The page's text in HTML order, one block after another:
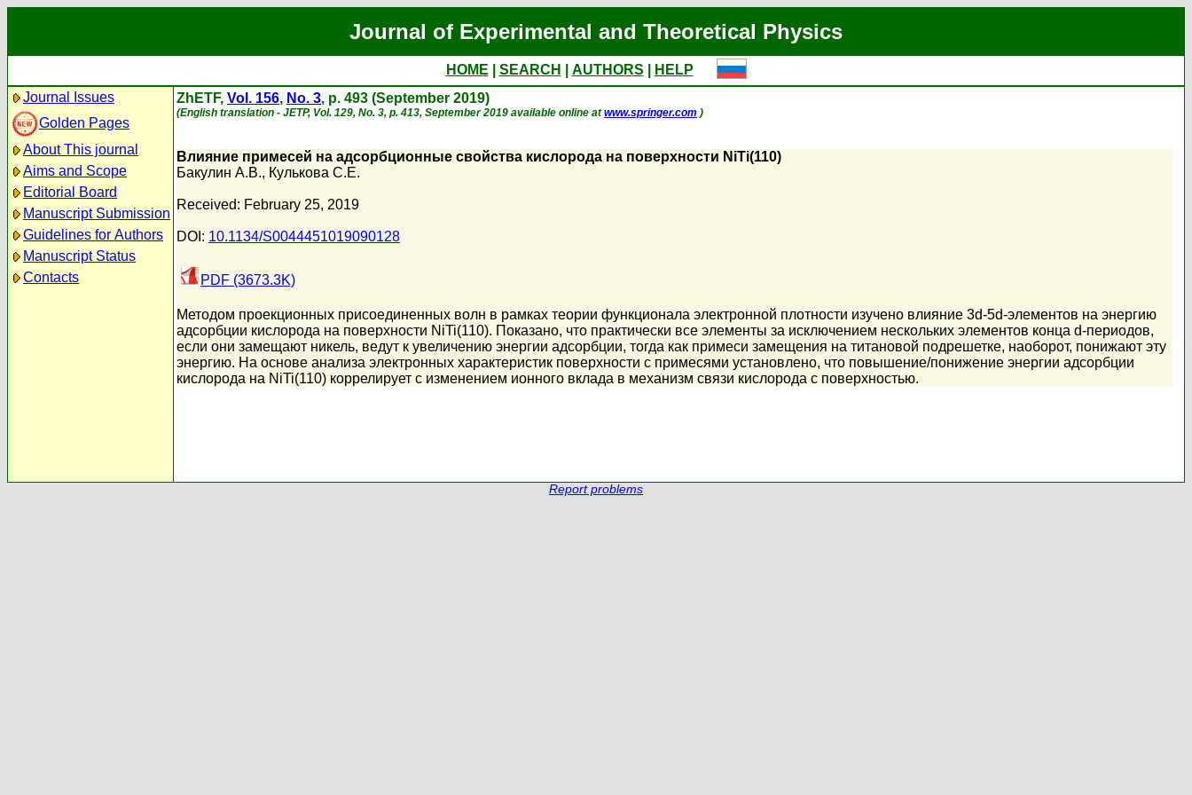
Journal of Experimental and Theoretical Physics
HOME SEARCH AUTHORS
HELP
Journal Issues
Golden Pages
About This journal
Aims and Scope
Editorial Board
Manuscript Submission
Guidelines for Authors
Manuscript Status
Contacts
ZhETF, Vol. 156, No. 3, p. 493 (September 2019)
(English translation - JETP, Vol. 129, No. 3, p. 413, September 2019 available online atwww.springer.com )
Влияние примесей на адсорбционные свойства кислорода на поверхности NiTi(110)
Бакулин А.В., Кулькова С.Е.
Received: February 25, 2019
DOI: 10.1134/S0044451019090128
PDF (3673.3K)
Методом проекционных присоединенных волн в рамках теории функционала электронной плотности изучено влияние 3d-5d-элементов на энергию
адсорбции кислорода на поверхности NiTi(110). Показано, что практически все элементы за исключением нескольких элементов конца d-периодов,
если они замещают никель, ведут к увеличению энергии адсорбции, тогда как примеси замещения на титановой подрешетке, наоборот, понижают эту
энергию. На основе анализа электронных характеристик поверхности с примесями установлено, что повышение/понижение энергии адсорбции
кислорода на NiTi(110) коррелирует с изменением ионного вклада в механизм связи кислорода с поверхностью.
Report problems